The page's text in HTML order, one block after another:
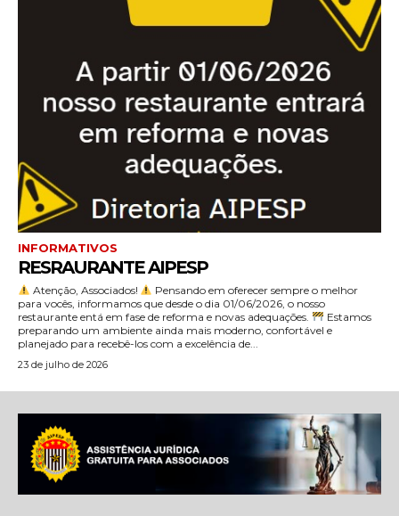
INFORMATIVOS
RESRAURANTE AIPESP
Atenção, Associados!
​Pensando em oferecer sempre o melhor
para vocês, informamos que desde o dia 01/06/2026, o nosso
restaurante entá em fase de reforma e novas adequações.
​Estamos
preparando um ambiente ainda mais moderno, confortável e
planejado para recebê-los com a excelência de...
23 de julho de 2026